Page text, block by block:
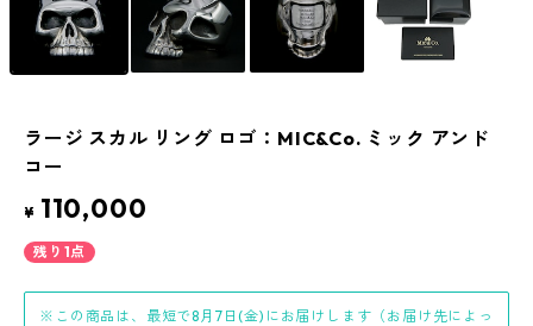
ラージ スカル リング ロゴ：MIC&Co. ミック アンド
コー
¥ 110,000
残り1点
※この商品は、最短で8月7日(金)にお届けします（お届け先によっ